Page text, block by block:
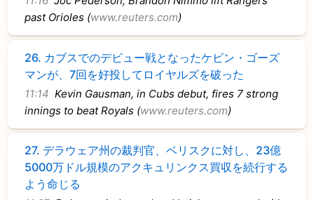
past Orioles (www.reuters.com)
26. カブスでのデビュー戦となったケビン・ゴーズ
マンが、7回を好投してロイヤルズを破った
11:14 Kevin Gausman, in Cubs debut, fires 7 strong
innings to beat Royals (www.reuters.com)
27. デラウェア州の裁判官、ベリスクに対し、23億
5000万ドル規模のアクキュリンクス買収を続行する
よう命じる